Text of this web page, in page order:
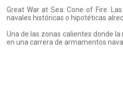
Great War at Sea: Cone of Fire.
navales históricas o hipotéticas
Una de las zonas calientes donde
en una carrera de armamentos